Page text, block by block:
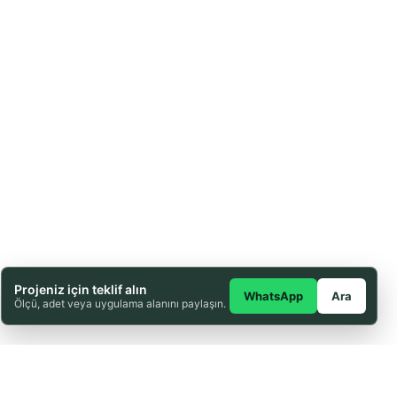
Projeniz için teklif alın
Ölçü, adet veya uygulama alanını paylaşın. WhatsApp Ara